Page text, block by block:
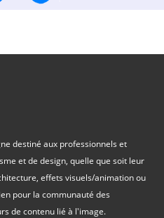
destiné aux professionnels et
et de design, quelle que soit leur
effets visuels/animation ou
pour la communauté des
de contenu lié à l'image.